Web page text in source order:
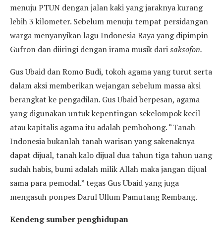
menuju PTUN dengan jalan kaki yang jaraknya kurang
lebih 3 kilometer. Sebelum menuju tempat persidangan
warga menyanyikan lagu Indonesia Raya yang dipimpin
Gufron dan diiringi dengan irama musik darisaksofon.
Gus Ubaid dan Romo Budi, tokoh agama yang turut serta
dalam aksi memberikan wejangan sebelum massa aksi
berangkat ke pengadilan. Gus Ubaid berpesan, agama
yang digunakan untuk kepentingan sekelompok kecil
atau kapitalis agama itu adalah pembohong. “Tanah
Indonesia bukanlah tanah warisan yang sakenaknya
dapat dijual, tanah kalo dijual dua tahun tiga tahun uang
sudah habis, bumi adalah milik Allah maka jangan dijual
sama para pemodal.” tegas Gus Ubaid yang juga
mengasuh ponpes Darul Ullum Pamutang Rembang.
Kendeng sumber penghidupan